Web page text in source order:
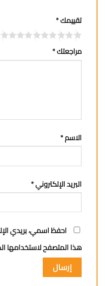
تقييمك*
مراجعتك*
الاسم*
البريد الإلكتروني*
احفظ اسمي، بريدي
هذا المتصفح لاستخدامها